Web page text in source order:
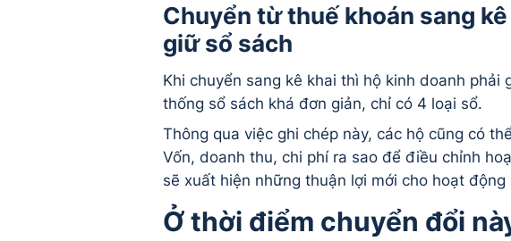
Chuyển từ thuế khoán sang
giữ sổ sách
Khi chuyển sang kê khai thì hộ kinh doanh
thống sổ sách khá đơn giản, chỉ có 4 loại sổ.
Thông qua việc ghi chép này, các hộ cũng có
Vốn, doanh thu, chi phí ra sao để điều chỉnh
sẽ xuất hiện những thuận lợi mới cho hoạt động
Ở thời điểm chuyển đổi